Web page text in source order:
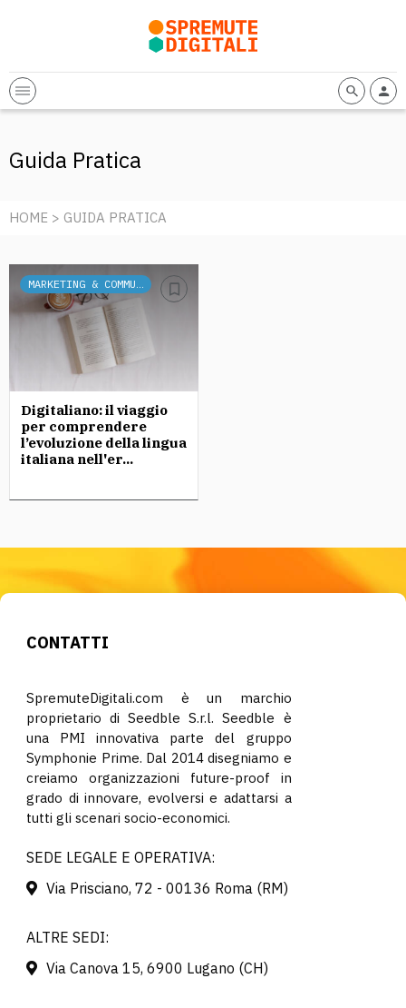
Guida Pratica
HOME > GUIDA PRATICA
MARKETING & COMMUNICATION
Digitaliano: il viaggio
per comprendere
l’evoluzione della lingua
italiana nell'er...
CONTATTI
SpremuteDigitali.com è un marchio
proprietario di Seedble S.r.l. Seedble è
una PMI innovativa parte del gruppo
Symphonie Prime. Dal 2014 disegniamo e
creiamo organizzazioni future-proof in
grado di innovare, evolversi e adattarsi a
tutti gli scenari socio-economici.
SEDE LEGALE E OPERATIVA:
Via Prisciano, 72 - 00136 Roma (RM)
ALTRE SEDI:
Via Canova 15, 6900 Lugano (CH)